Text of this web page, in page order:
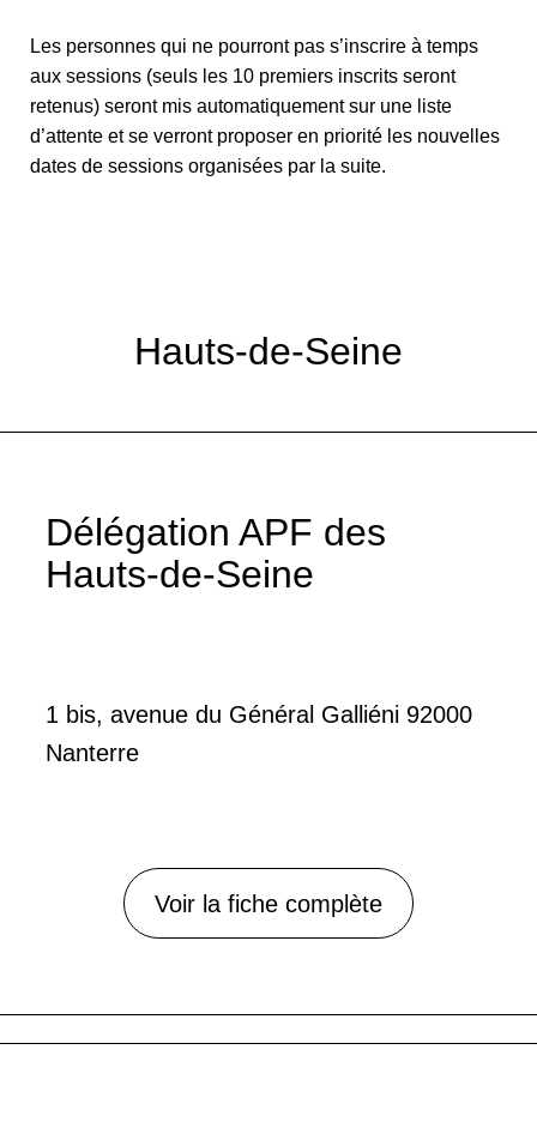
Les personnes qui ne pourront pas s’inscrire à temps
aux sessions (seuls les 10 premiers inscrits seront
retenus) seront mis automatiquement sur une liste
d’attente et se verront proposer en priorité les nouvelles
dates de sessions organisées par la suite.
Hauts-de-Seine
Délégation APF des
Hauts-de-Seine
1 bis, avenue du Général Galliéni 92000
Nanterre
Voir la fiche complète